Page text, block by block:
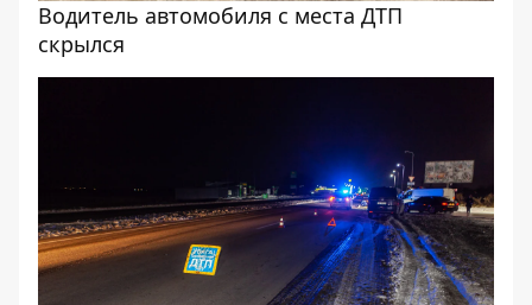
Водитель автомобиля с места ДТП
скрылся